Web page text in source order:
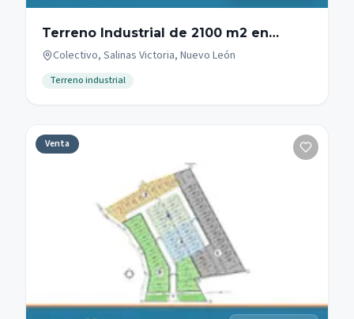
Terreno Industrial de 2100 m2 en
Carretera Colombia
Colectivo, Salinas Victoria, Nuevo León
Terreno industrial
Venta